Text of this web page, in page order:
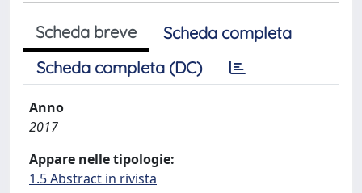
Scheda breve
Scheda completa
Scheda completa (DC)
Anno
2017
Appare nelle tipologie:
1.5 Abstract in rivista